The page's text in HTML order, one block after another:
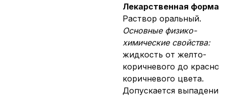
Лекарственная форма.
Раствор оральный.
Основные физико-
химические свойства:
жидкость от желто-
коричневого до красно-
коричневого цвета.
Допускается выпадение